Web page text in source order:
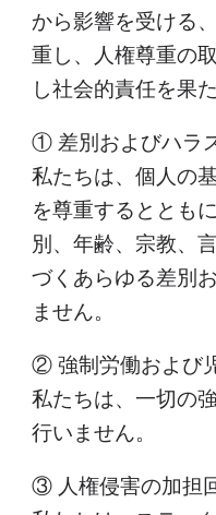
から影響を受ける
重し、人権尊重の
し社会的責任を果
① 差別およびハラ
私たちは、個人の
を尊重するととも
別、年齢、宗教、
づくあらゆる差別
ません。
② 強制労働および
私たちは、一切の
行いません。
③ 人権侵害の加担